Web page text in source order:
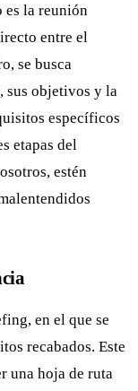
es la reunión
entre el
se busca
sus objetivos y la
específicos
etapas del
estén
en el que se
recabados. Este
una hoja de ruta